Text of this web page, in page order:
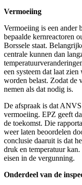
Vermoeiing
Vermoeiing is een ander
bepaalde kernreactoren
Borssele staat.
centrale kunnen dan
een systeem dat laat
worden belast. Zodat de
nemen als dat nodig is.
De afspraak is dat
vermoeiing. EPZ geeft
de toekomst. Die
weer laten beoordelen
conclusie daaruit is dat
druk en temperatuur
eisen in de vergunning.
Onderdeel van de